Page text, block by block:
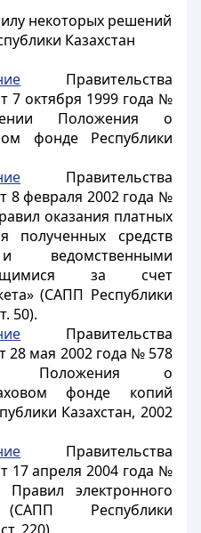
некоторых решений
Казахстан
Правительства
7 октября 1999 года №
Положения о
фонде Республики
Правительства
8 февраля 2002 года №
оказания платных
полученных средств
ведомственными
за счет
(САПП Республики
50).
Правительства
28 мая 2002 года № 578
Положения о
фонде копий
Казахстан, 2002
Правительства
17 апреля 2004 года №
электронного
(САПП Республики